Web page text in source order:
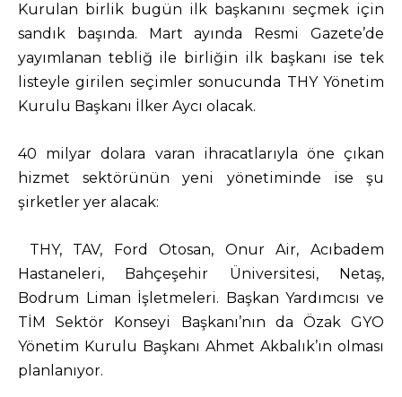
Kurulan birlik bugün ilk başkanını seçmek için
sandık başında. Mart ayında Resmi Gazete’de
yayımlanan tebliğ ile birliğin ilk başkanı ise tek
listeyle girilen seçimler sonucunda THY Yönetim
Kurulu Başkanı İlker Aycı olacak.
40 milyar dolara varan ihracatlarıyla öne çıkan
hizmet sektörünün yeni yönetiminde ise şu
şirketler yer alacak:
THY, TAV, Ford Otosan, Onur Air, Acıbadem
Hastaneleri, Bahçeşehir Üniversitesi, Netaş,
Bodrum Liman İşletmeleri. Başkan Yardımcısı ve
TİM Sektör Konseyi Başkanı’nın da Özak GYO
Yönetim Kurulu Başkanı Ahmet Akbalık’ın olması
planlanıyor.